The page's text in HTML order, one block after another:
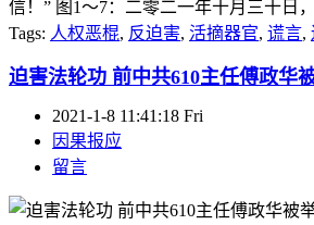
信！” 图1～7：二零二一年十月三十日
Tags: 人权恶棍, 反迫害, 活摘器官, 谎言,
迫害法轮功 前中共610主任傅政华
2021-1-8 11:41:18 Fri
因果报应
留言